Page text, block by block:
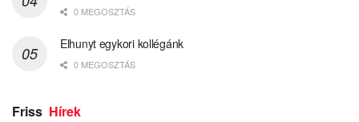
0 MEGOSZTÁS
Elhunyt egykori kollégánk
0 MEGOSZTÁS
Friss Hírek